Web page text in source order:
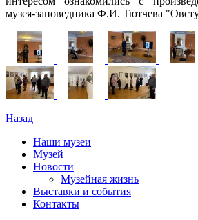
музея-заповедника Ф.И. Тютчева
Назад
Наши музеи
Музей
Новости
Музейная жизнь
Выставки и события
Контакты